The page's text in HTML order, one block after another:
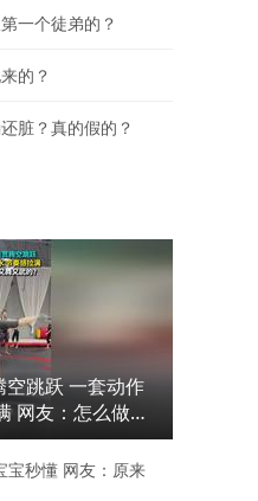
三集
一个徒弟的？
的？
脏？真的假的？
跳跃 一套动作
网友：怎么做到
宝秒懂 网友：原来